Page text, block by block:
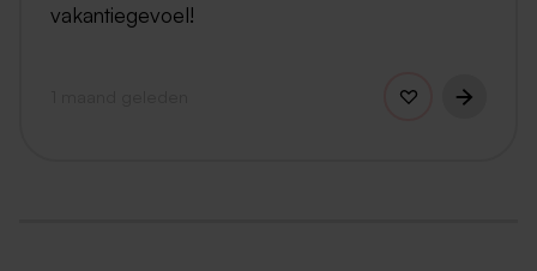
vakantiegevoel!